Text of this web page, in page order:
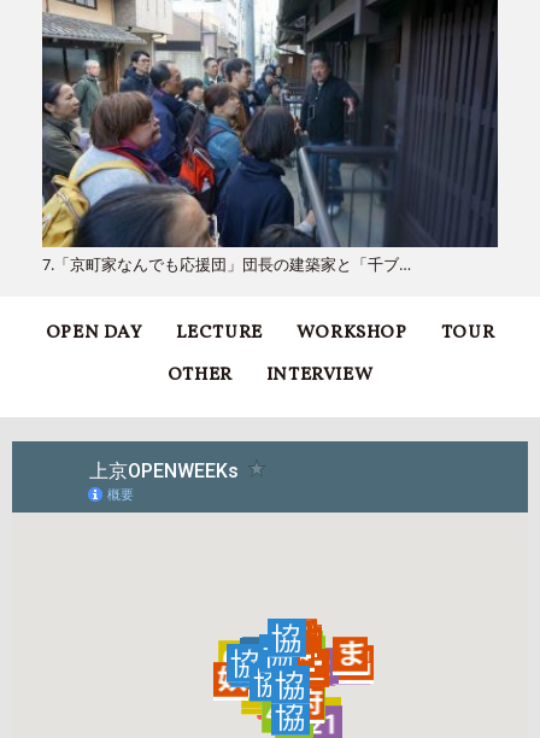
7.「京町家なんでも応援団」団長の建築家と「千ブ…
OPEN DAY LECTURE WORKSHOP
TOUR
OTHER
INTERVIEW